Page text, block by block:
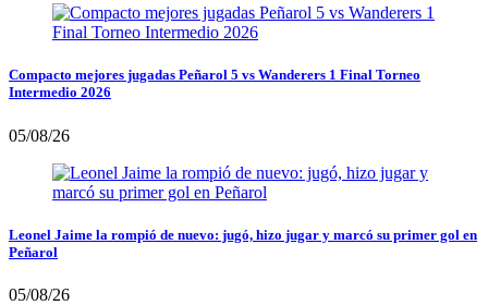
Compacto mejores jugadas Peñarol 5 vs Wanderers 1 Final Torneo
Intermedio 2026
05/08/26
Leonel Jaime la rompió de nuevo: jugó, hizo jugar y marcó su primer gol en
Peñarol
05/08/26